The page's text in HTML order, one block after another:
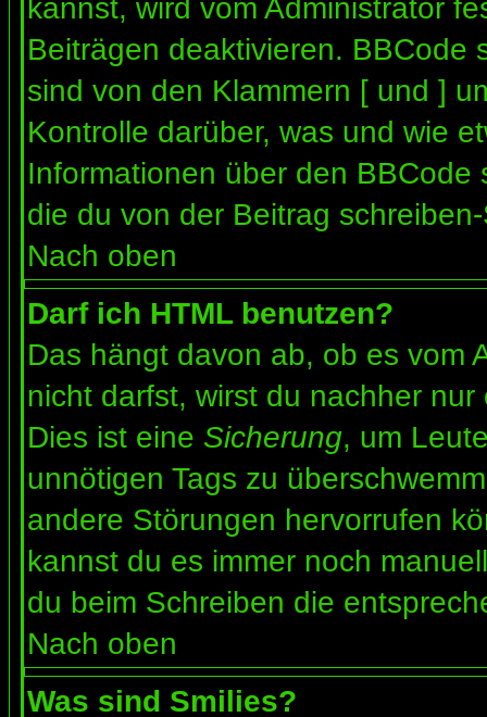
kannst, wird vom Administrator
Beiträgen deaktivieren. BBCode
sind von den Klammern [ und ]
Kontrolle darüber, was und wie
Informationen über den
die du von der Beitrag
Nach oben
Darf ich HTML benutzen?
Das hängt davon ab, ob es vom
nicht darfst, wirst du nachher
Dies ist eine Sicherung, um
unnötigen Tags zu
andere Störungen hervorrufen
kannst du es immer noch
du beim Schreiben die
Nach oben
Was sind Smilies?